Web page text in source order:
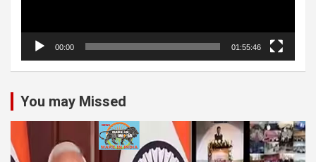
00:00 01:55:46
You may Missed